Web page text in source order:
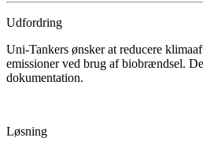
Udfordring
Uni-Tankers ønsker at reducere
emissioner ved brug af biobrændsel.
dokumentation.
Løsning